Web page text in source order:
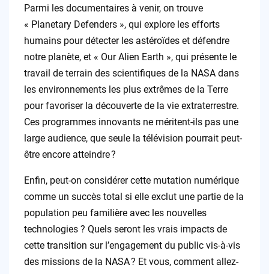
Parmi les documentaires à venir, on trouve
« Planetary Defenders », qui explore les efforts
humains pour détecter les astéroïdes et défendre
notre planète, et « Our Alien Earth », qui présente le
travail de terrain des scientifiques de la NASA dans
les environnements les plus extrêmes de la Terre
pour favoriser la découverte de la vie extraterrestre.
Ces programmes innovants ne méritent-ils pas une
large audience, que seule la télévision pourrait peut-
être encore atteindre ?
Enfin, peut-on considérer cette mutation numérique
comme un succès total si elle exclut une partie de la
population peu familière avec les nouvelles
technologies ? Quels seront les vrais impacts de
cette transition sur l’engagement du public vis-à-vis
des missions de la NASA ? Et vous, comment allez-